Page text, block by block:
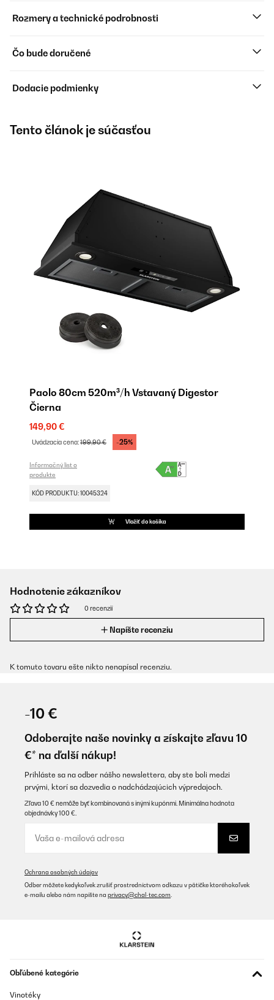
Rozmery a technické podrobnosti
Čo bude doručené
Dodacie podmienky
Tento článok je súčasťou
Paolo 80cm 520m³/h Vstavaný Digestor
Čierna
149,90 €
Uvádzacia cena:199,90 € -25%
Informačný list o
produkte
KÓD PRODUKTU: 10045324
Vložiť do košíka
Hodnotenie zákazníkov
0 recenzií
Napíšte recenziu
K tomuto tovaru ešte nikto nenapísal recenziu.
-10 €
Odoberajte naše novinky a získajte zľavu 10
€* na ďalší nákup!
Prihláste sa na odber nášho newslettera, aby ste boli medzi
prvými, ktorí sa dozvedia o nadchádzajúcich výpredajoch.
Zľava 10 € nemôže byť kombinovaná s inými kupónmi. Minimálna hodnota
objednávky 100 €.
Ochrana osobných údajov
Odber môžete kedykoľvek zrušiť prostredníctvom odkazu v pätičke ktoréhokoľvek
e-mailu alebo nám napíšte na privacy@chal-tec.com
Obľúbené kategórie
Vinotéky